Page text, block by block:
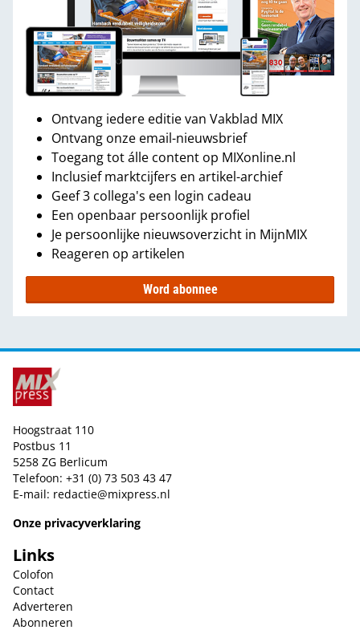
Ontvang iedere editie van Vakblad MIX
Ontvang onze email-nieuwsbrief
Toegang tot álle content op MIXonline.nl
Inclusief marktcijfers en artikel-archief
Geef 3 collega's een login cadeau
Een openbaar persoonlijk profiel
Je persoonlijke nieuwsoverzicht in MijnMIX
Reageren op artikelen
Word abonnee
Hoogstraat 110
Postbus 11
5258 ZG Berlicum
Telefoon: +31 (0) 73 503 43 47
E-mail: redactie@mixpress.nl
Onze privacyverklaring
Links
Colofon
Contact
Adverteren
Abonneren